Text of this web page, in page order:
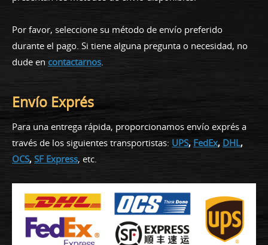
Por favor, seleccione su método de envío preferido
durante el pago. Si tiene alguna pregunta o necesidad, no
dude en contactarnos
Envío Exprés
Para una entrega rápida, proporcionamos envío exprés a
través de los siguientes transportistas: UPS, FedEx, DHL,
OCS, SF Express, etc.